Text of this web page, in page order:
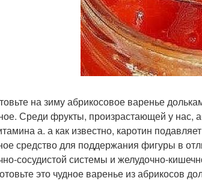
на зиму абрикосовое варенье
Среди фрукты, произрастающей у нас,
а. а как известно, каротин
средство для поддержания фигуры в
сосудистой системы и желудочно-
это чудное варенье из абрикосов